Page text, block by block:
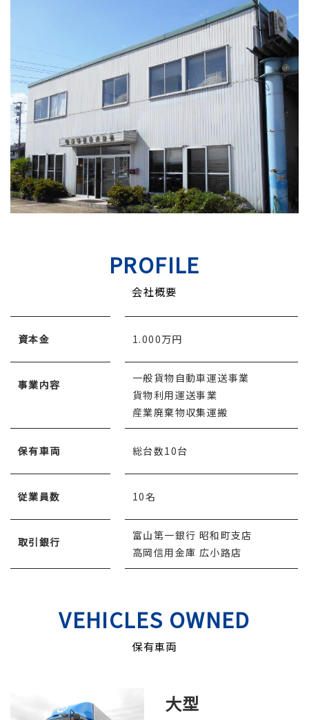
PROFILE
会社概要
資本金 1.000万円
事業内容
一般貨物自動車運送事業
貨物利用運送事業
産業廃棄物収集運搬
保有車両 総台数10台
従業員数 10名
取引銀行
富山第一銀行 昭和町支店
高岡信用金庫 広小路店
VEHICLES OWNED
保有車両
大型